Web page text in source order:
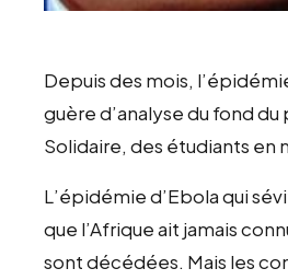
Depuis des mois,
guère d’analyse du fond
Solidaire, des étudiants en
L’épidémie d’Ebola qui
que l’Afrique ait jamais
sont décédées. Mais les